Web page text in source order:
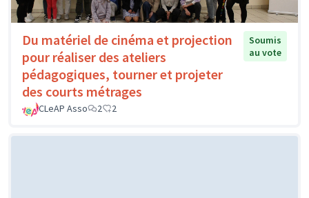
Du matériel de cinéma et projection
pour réaliser des ateliers
pédagogiques, tourner et projeter
des courts métrages
Soumis
au vote
CLeAP Asso 2 2